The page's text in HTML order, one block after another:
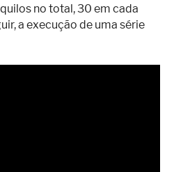
no total, 30 em cada
a execução de uma série